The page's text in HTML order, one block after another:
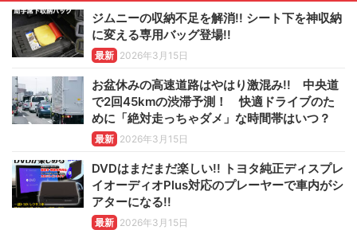
ジムニーの収納不足を解消!! シート下を神収納
に変える専用バッグ登場!!
最新 2026年3月15日
お盆休みの高速道路はやはり激混み!! 中央道
で2回45kmの渋滞予測！ 快適ドライブのた
めに「絶対走っちゃダメ」な時間帯はいつ？
最新 2026年3月15日
DVDはまだまだ楽しい!! トヨタ純正ディスプレ
イオーディオPlus対応のプレーヤーで車内がシ
アターになる!!
最新 2026年3月15日